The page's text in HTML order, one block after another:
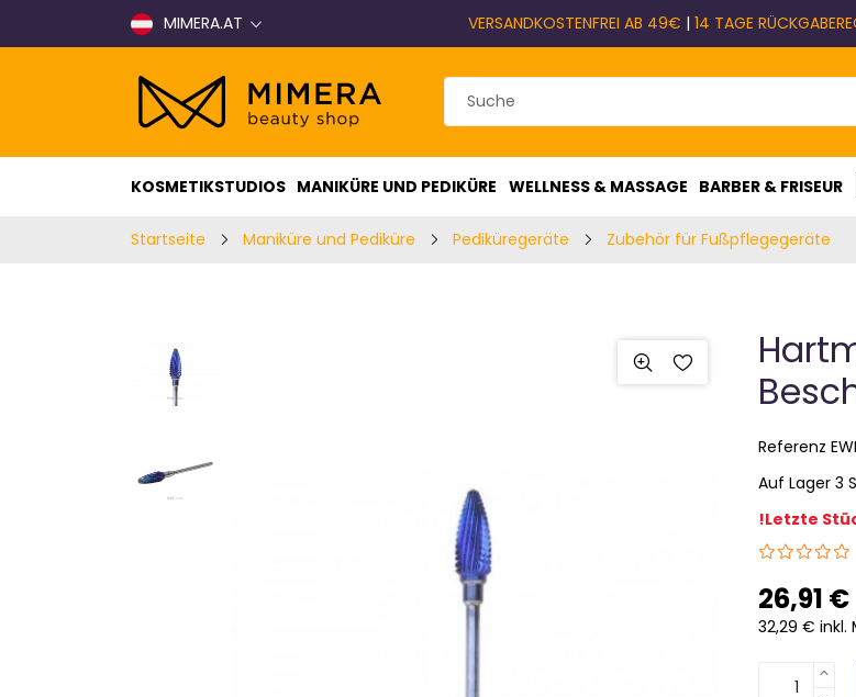
MIMERA.AT VERSANDKOSTENFREI AB 49€ | 14 TAGE
KOSMETIKSTUDIOS MANIKÜRE UND PEDIKÜRE WELLNESS & MASSAGE BARBER & FRISEUR
Startseite Maniküre und Pediküre Pediküregeräte Zubehör für Fußpflegegeräte
Referenz
Auf Lager 3
!Letzte
26,91 €
32,29 € inkl.